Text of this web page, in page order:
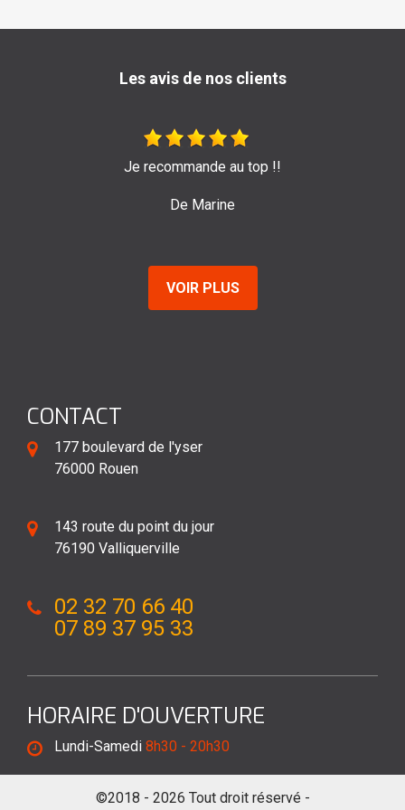
Les avis de nos clients
Très bon travail de l'entreprise
VOIR PLUS
CONTACT
177 boulevard de l'yser
76000 Rouen
143 route du point du jour
76190 Valliquerville
02 32 70 66 40
07 89 37 95 33
HORAIRE D'OUVERTURE
Lundi-Samedi 8h30 - 20h30
©2018 - 2026 Tout droit réservé -